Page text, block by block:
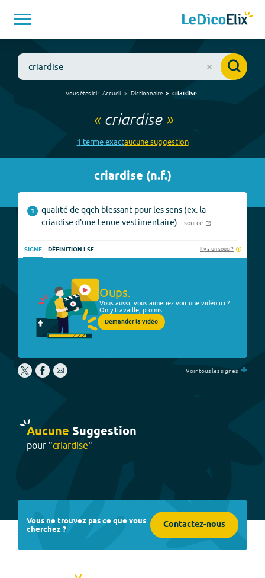
Vous êtes ici : Accueil Dictionnaire criardise
« criardise»
1 termeexactaucunesuggestion
criardise (n.f.)
1
qualité de qqch blessant pour les sens (ex. la
criardise d'une tenue vestimentaire).
source
SIGNE DÉFINITION LSF Il y a un souci ?
Oups.
Vous aussi, vous aimeriez voir une vidéo ici ?
On y travaille, promis.
Demander la vidéo
Voir tous les signes +
Aucune Suggestion
pour "criardise"
Vous ne trouvez pas ce que vous
cherchez ? Contactez-nous